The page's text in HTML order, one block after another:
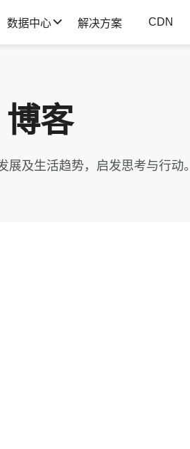
数据中心 解决方案 CDN
博客
展及生活趋势，启发思考与行动。